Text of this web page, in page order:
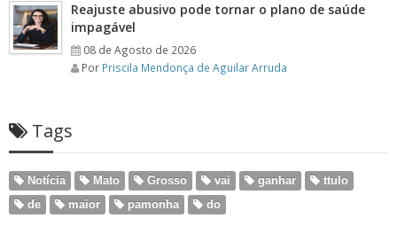
Reajuste abusivo pode tornar o plano de saúde
impagável
08 de Agosto de 2026
Por Priscila Mendonça de Aguilar Arruda
Tags
Notícia Mato Grosso vai ganhar
ttulo
de
maior pamonha do